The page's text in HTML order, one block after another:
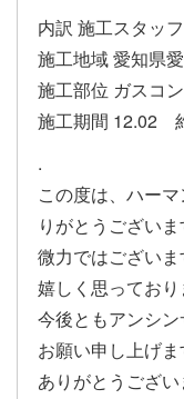
内訳 施工スタッ
施工地域 愛知県
施工部位 ガスコ
施工期間 12.02
.
この度は、ハー
りがとうございま
微力ではござい
嬉しく思っており
今後ともアンシ
お願い申し上げま
ありがとうござ